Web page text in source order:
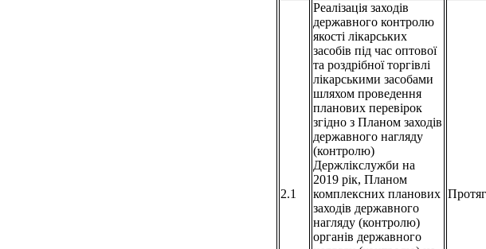
2.1
Реалізація заходів
державного контролю
якості лікарських
засобів під час оптової
та роздрібної торгівлі
лікарськими засобами
шляхом проведення
планових перевірок
згідно з Планом заходів
державного нагляду
(контролю)
Держлікслужби на
2019 рік, Планом
комплексних планових
заходів державного
нагляду (контролю)
органів державного